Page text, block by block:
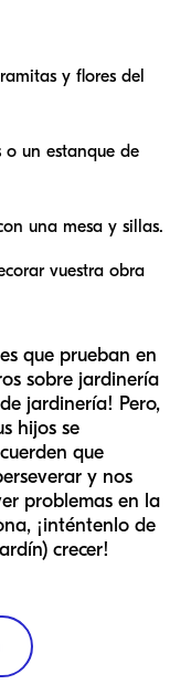
y flores del
un estanque de
una mesa y sillas.
vuestra obra
que prueban en
sobre jardinería
jardinería! Pero,
hijos se
que
y nos
problemas en la
¡inténtenlo de
crecer!